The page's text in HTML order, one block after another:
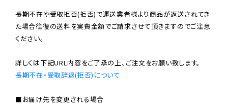
長期不在や受取拒否(拒否)で運送業者様より商品が返送されてき
た場合往復の送料を実費金額でご請求させて頂きますのでご注意
ください。
長期不在・受取辞退(拒否)について